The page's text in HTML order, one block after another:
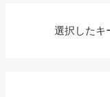
選択した